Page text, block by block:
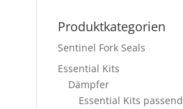
Produktkategorien
Sentinel Fork Seals
Essential Kits
Dämpfer
Essential Kits passend